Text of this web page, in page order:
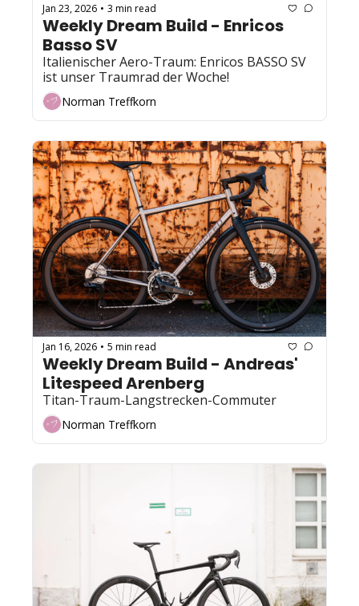
Jan 23, 2026 • 3 min read
Weekly Dream Build - Enricos
Basso SV
Italienischer Aero-Traum: Enricos BASSO SV
Norman Treffkorn
Jan 16, 2026 • 5 min read
Weekly Dream Build - Andreas'
Litespeed Arenberg
Titan-Traum-Langstrecken-Commuter
Norman Treffkorn